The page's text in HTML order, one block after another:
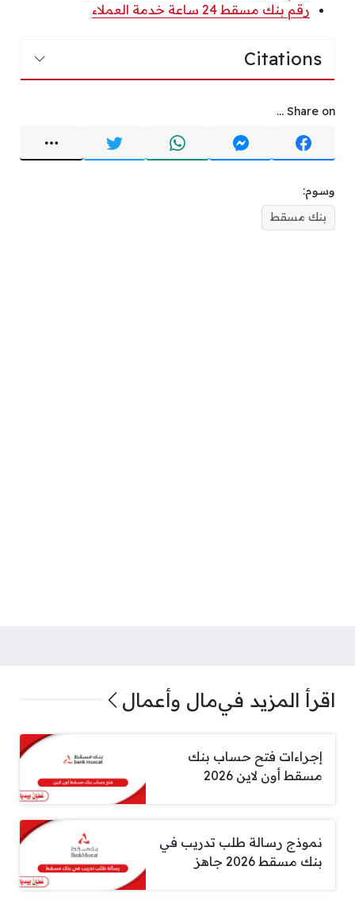
رقم بنك مسقط 24 ساعة خدمة العملاء
Citations
Share on ...
وسوم:
بنك مسقط
اقرأ المزيد فيمال وأعمال
إجراءات فتح حساب بنك
مسقط أون لاين 2026
نموذج رسالة طلب تدريب في
بنك مسقط 2026 جاهز